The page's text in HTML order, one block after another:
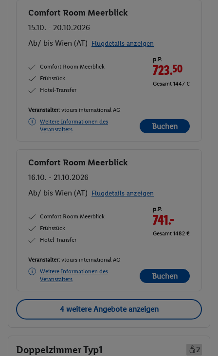
Buchen
Comfort Room Meerblick
15.10. - 20.10.2026
Ab/ bis Wien (AT) Flugdetails anzeigen
Comfort Room Meerblick
Frühstück
Hotel-Transfer
p.P.
723.50
Gesamt 1447 €
Veranstalter: vtours international AG
Weitere Informationen des
Veranstalters
Buchen
Buchen
Comfort Room Meerblick
16.10. - 21.10.2026
Ab/ bis Wien (AT) Flugdetails anzeigen
Comfort Room Meerblick
Frühstück
Hotel-Transfer
p.P.
741.-
Gesamt 1482 €
Veranstalter: vtours international AG
Weitere Informationen des
Veranstalters
Buchen
4 weitere Angebote anzeigen
Doppelzimmer Typ1
2